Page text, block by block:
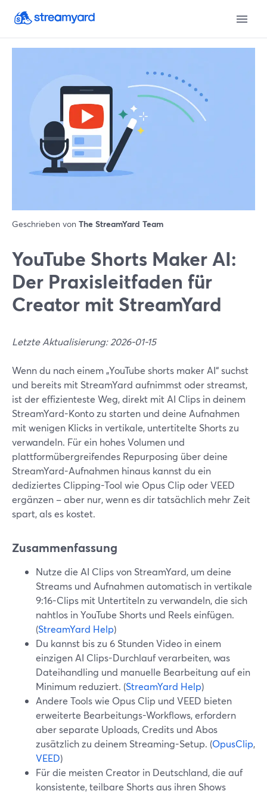
Geschrieben von The StreamYard Team
YouTube Shorts Maker AI:
Der Praxisleitfaden für
Creator mit StreamYard
Letzte Aktualisierung: 2026-01-15
Wenn du nach einem „YouTube shorts maker AI“ suchst
und bereits mit StreamYard aufnimmst oder streamst,
ist der effizienteste Weg, direkt mit AI Clips in deinem
StreamYard-Konto zu starten und deine Aufnahmen
mit wenigen Klicks in vertikale, untertitelte Shorts zu
verwandeln. Für ein hohes Volumen und
plattformübergreifendes Repurposing über deine
StreamYard-Aufnahmen hinaus kannst du ein
dediziertes Clipping-Tool wie Opus Clip oder VEED
ergänzen – aber nur, wenn es dir tatsächlich mehr Zeit
spart, als es kostet.
Zusammenfassung
Nutze die AI Clips von StreamYard, um deine
Streams und Aufnahmen automatisch in vertikale
9:16-Clips mit Untertiteln zu verwandeln, die sich
nahtlos in YouTube Shorts und Reels einfügen.
(StreamYard Help)
Du kannst bis zu 6 Stunden Video in einem
einzigen AI Clips-Durchlauf verarbeiten, was
Dateihandling und manuelle Bearbeitung auf ein
Minimum reduziert. (StreamYard Help)
Andere Tools wie Opus Clip und VEED bieten
erweiterte Bearbeitungs-Workflows, erfordern
aber separate Uploads, Credits und Abos
zusätzlich zu deinem Streaming-Setup. (OpusClip,
VEED)
Für die meisten Creator in Deutschland, die auf
konsistente, teilbare Shorts aus ihren Shows